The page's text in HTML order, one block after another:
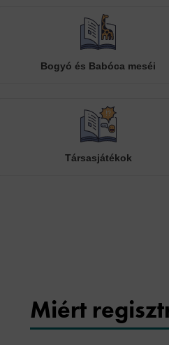
Bogyó és Babóca meséi
Társasjátékok
Miért